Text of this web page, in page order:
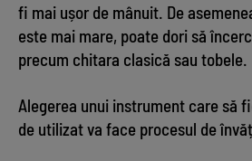
fi mai ușor de mânuit. De
este mai mare, poate dori să
precum chitara clasică sau tobele.
Alegerea unui instrument care să
de utilizat va face procesul de